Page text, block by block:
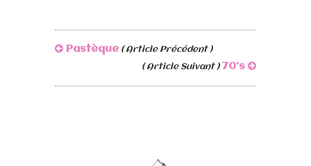
Pastèque ( Article Précédent )
( Article Suivant ) 70’s